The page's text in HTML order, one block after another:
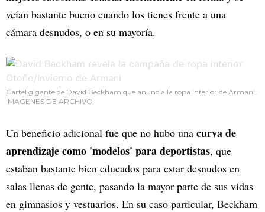
veían bastante bueno cuando los tienes frente a una
cámara desnudos, o en su mayoría.
Cartel gigante de David Beckham que anuncia la ropa interior de Armani.
IMAGENES DE ARCHIVO
Un beneficio adicional fue que no hubo una curva de
aprendizaje como 'modelos' para deportistas, que
estaban bastante bien educados para estar desnudos en
salas llenas de gente, pasando la mayor parte de sus vidas
en gimnasios y vestuarios. En su caso particular, Beckham